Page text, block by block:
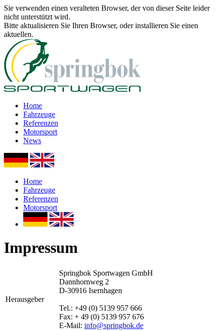
Sie verwenden einen veralteten Browser, der von dieser Seite leider
nicht unterstützt wird.
Bitte aktualisieren Sie Ihren Browser, oder installieren Sie einen
aktuellen.
Home
Fahrzeuge
Referenzen
Motorsport
News
Home
Fahrzeuge
Referenzen
Motorsport
Impressum
Herausgeber
Springbok Sportwagen GmbH
Dannhornweg 2
D-30916 Isernhagen
Tel.: +49 (0) 5139 957 666
Fax: + 49 (0) 5139 957 676
E-Mail: info@springbok.de